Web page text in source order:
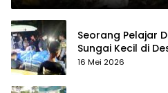
Seorang Pelajar
Sungai Kecil di
16 Mei 2026